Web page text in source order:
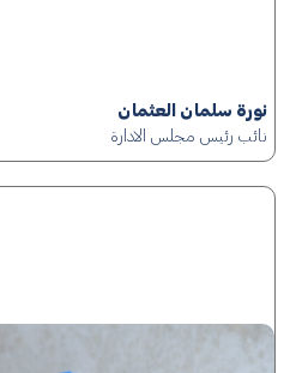
نورة سلمان العثمان
نائب رئيس مجلس الادارة